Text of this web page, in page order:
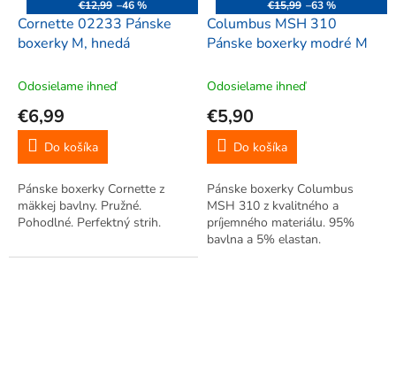
€12,99 –46 %
Cornette 02233 Pánske
boxerky M, hnedá
Odosielame ihneď
€6,99
Do košíka
Pánske boxerky Cornette z
mäkkej bavlny. Pružné.
Pohodlné. Perfektný strih.
€15,99 –63 %
Columbus MSH 310
Pánske boxerky modré M
Odosielame ihneď
€5,90
Do košíka
Pánske boxerky Columbus
MSH 310 z kvalitného a
príjemného materiálu. 95%
bavlna a 5% elastan.